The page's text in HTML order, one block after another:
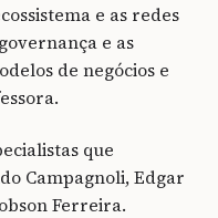
e as redes
e as
de negócios e
que
Campagnoli, Edgar
Ferreira.